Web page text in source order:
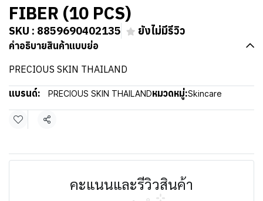
FIBER (10 PCS)
SKU : 8859690402135 ยังไม่มีรีวิว
คำอธิบายสินค้าแบบย่อ
PRECIOUS SKIN THAILAND
แบรนด์: PRECIOUS SKIN THAILANDหมวดหมู่:Skincare
แชร์
คะแนนและรีวิวสินค้า